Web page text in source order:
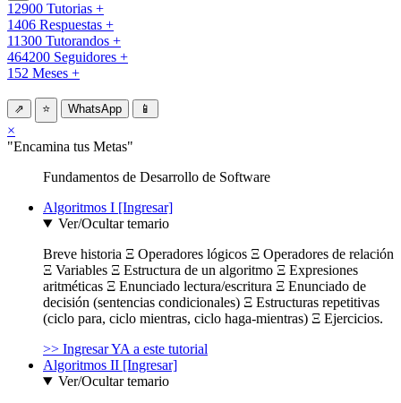
12900 Tutorias +
1406 Respuestas +
11300 Tutorandos +
464200 Seguidores +
152 Meses +
⇗ ⭐ WhatsApp 📱
×
"Encamina tus Metas"
Fundamentos de Desarrollo de Software
Algoritmos I [Ingresar]
Ver/Ocultar temario
Breve historia Ξ Operadores lógicos Ξ Operadores de relación
Ξ Variables Ξ Estructura de un algoritmo Ξ Expresiones
aritméticas Ξ Enunciado lectura/escritura Ξ Enunciado de
decisión (sentencias condicionales) Ξ Estructuras repetitivas
(ciclo para, ciclo mientras, ciclo haga-mientras) Ξ Ejercicios.
>> Ingresar YA a este tutorial
Algoritmos II [Ingresar]
Ver/Ocultar temario